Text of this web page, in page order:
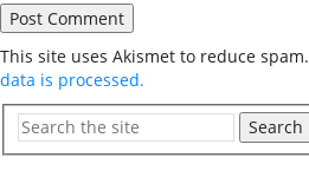
This site uses Akismet to reduce spam.
data is processed.
Search